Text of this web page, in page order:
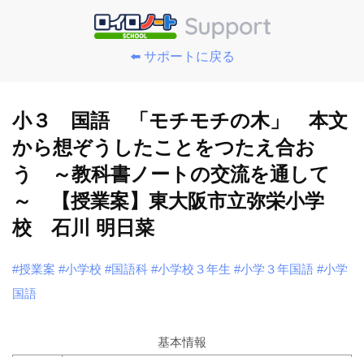
⬅️ サポートに戻る
小３ 国語 「モチモチの木」 本文
から想ぞうしたことをつたえ合お
う ～教科書ノートの交流を通して
～ 【授業案】東大阪市立弥栄小学
校 石川 明日菜
#授業案 #小学校 #国語科 #小学校３年生 #小学３年国語 #小学
国語
基本情報